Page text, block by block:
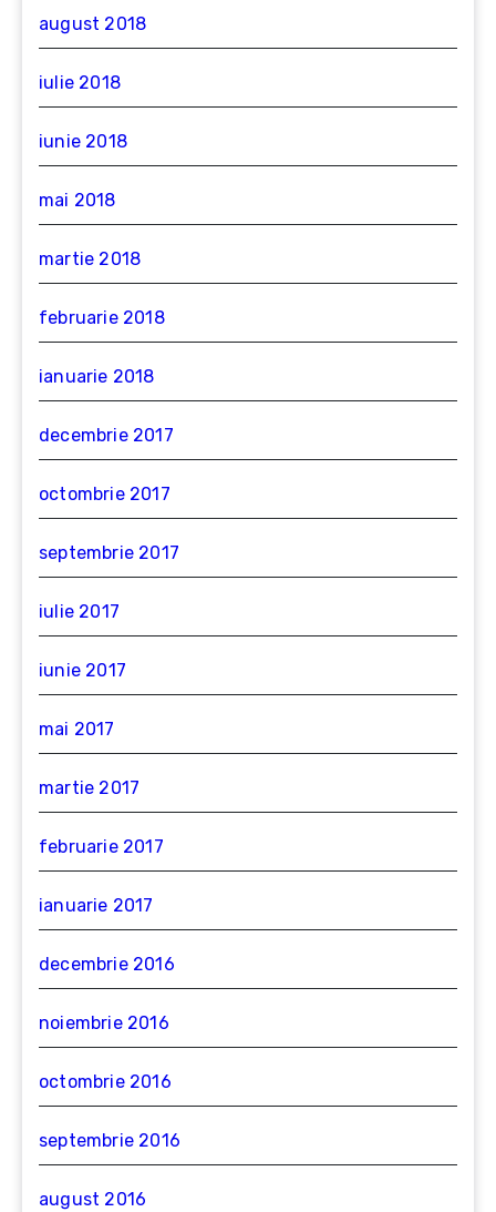
august 2018
iulie 2018
iunie 2018
mai 2018
martie 2018
februarie 2018
ianuarie 2018
decembrie 2017
octombrie 2017
septembrie 2017
iulie 2017
iunie 2017
mai 2017
martie 2017
februarie 2017
ianuarie 2017
decembrie 2016
noiembrie 2016
octombrie 2016
septembrie 2016
august 2016